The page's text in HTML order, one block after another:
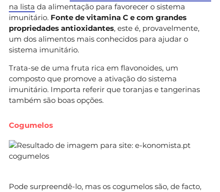
na lista da alimentação para favorecer o sistema
imunitário. Fonte de vitamina C e com grandes
propriedades antioxidantes, este é, provavelmente,
um dos alimentos mais conhecidos para ajudar o
sistema imunitário.
Trata-se de uma fruta rica em flavonoides, um
composto que promove a ativação do sistema
imunitário. Importa referir que toranjas e tangerinas
também são boas opções.
Cogumelos
Pode surpreendê-lo, mas os cogumelos são, de facto,